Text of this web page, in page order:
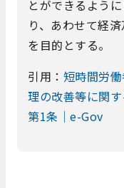
とができるよう
り、あわせて経
を目的とする。
引用： 短時間労
理の改善等に関す
第1条｜e-Gov